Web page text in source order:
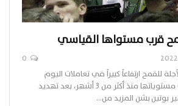
قرب مستواها القياسي
للقمح ارتفاعاً كبيراً في تعاملات اليوم
الثلاثاء، لتقترب من أعلى مستوياتها منذ أكثر من 3 أشهر، بعد تهديد
بوتين بشن المزيد من…